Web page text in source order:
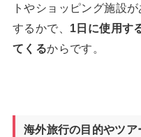
トやショッピング施設
するかで、 1 日に使用す
てくるからです。
海外旅行の目的やツ